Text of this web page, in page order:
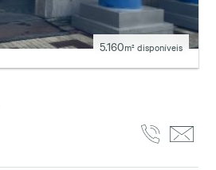
5.160m² disponíveis